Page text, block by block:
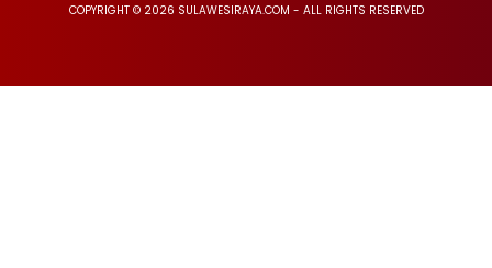
COPYRIGHT © 2026 SULAWESIRAYA.COM - ALL RIGHTS RESERVED